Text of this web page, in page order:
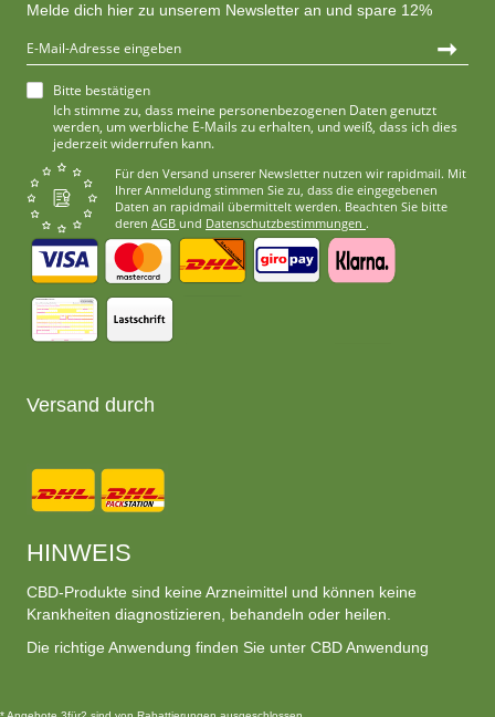
Melde dich hier zu unserem Newsletter an und spare 12%
➞
Bitte bestätigen
Ich stimme zu, dass meine personenbezogenen Daten genutzt
werden, um werbliche E-Mails zu erhalten, und weiß, dass ich dies
jederzeit widerrufen kann.
Für den Versand unserer Newsletter nutzen wir rapidmail. Mit
Ihrer Anmeldung stimmen Sie zu, dass die eingegebenen
Daten an rapidmail übermittelt werden. Beachten Sie bitte
deren AGB und Datenschutzbestimmungen .
Versand durch
HINWEIS
CBD-Produkte sind keine Arzneimittel und können keine
Krankheiten diagnostizieren, behandeln oder heilen.
Die richtige Anwendung finden Sie unter CBD Anwendung